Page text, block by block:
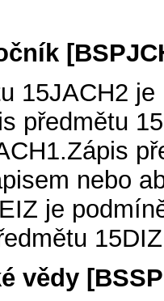
15JACH2
předmětu
nebo
je
vědy